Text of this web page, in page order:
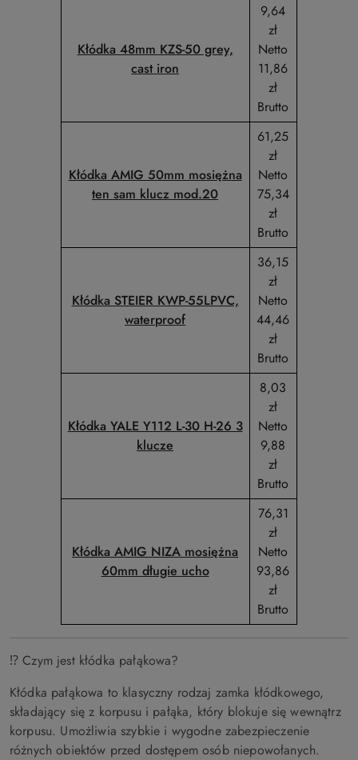
Kłódka 48mm KZS-50 grey,
cast iron
9,64
zł
Netto
11,86
zł
Brutto
Kłódka AMIG 50mm mosiężna
ten sam klucz mod.20
61,25
zł
Netto
75,34
zł
Brutto
Kłódka STEIER KWP-55LPVC,
waterproof
36,15
zł
Netto
44,46
zł
Brutto
Kłódka YALE Y112 L-30 H-26 3
klucze
8,03
zł
Netto
9,88
zł
Brutto
Kłódka AMIG NIZA mosiężna
60mm długie ucho
76,31
zł
Netto
93,86
zł
Brutto
⁉️ Czym jest kłódka pałąkowa?
Kłódka pałąkowa to klasyczny rodzaj zamka kłódkowego,
składający się z korpusu i pałąka, który blokuje się wewnątrz
korpusu. Umożliwia szybkie i wygodne zabezpieczenie
różnych obiektów przed dostępem osób niepowołanych.